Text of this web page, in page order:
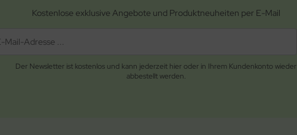
Kostenlose exklusive Angebote und Produktneuheiten per E-Mail
Der Newsletter ist kostenlos und kann jederzeit hier oder in Ihrem Kundenkonto wieder
abbestellt werden.